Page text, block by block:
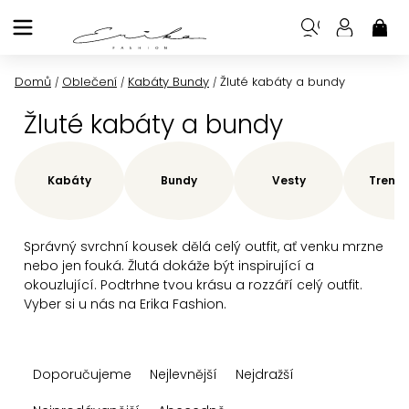
na
Domů / Oblečení / Kabáty Bundy / Žluté kabáty a bundy
Žluté kabáty a bundy
Správný svrchní kousek dělá celý outfit, ať venku mrzne
nebo jen fouká. Žlutá dokáže být inspirující a
okouzlující. Podtrhne tvou krásu a rozzáří celý outfit.
Vyber si u nás na Erika Fashion.
Kabáty Bundy Vesty
aDoporučujeme Nejlevnější
Nejdražší